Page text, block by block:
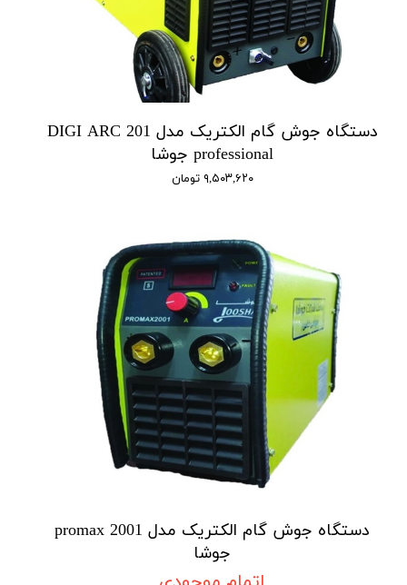
دستگاه جوش گام الکتریک مدل DIGI ARC 201
professional جوشا
۹,۵۰۳,۶۲۰ تومان
دستگاه جوش گام الکتریک مدل promax 2001
جوشا